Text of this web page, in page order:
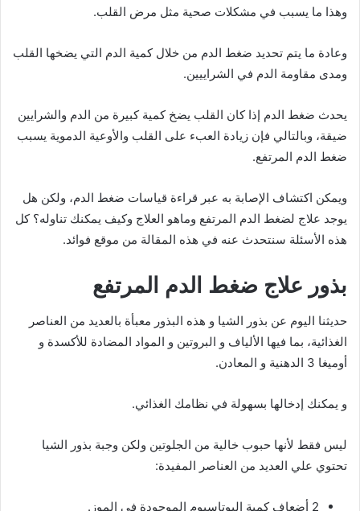
وهذا ما يسبب في مشكلات صحية مثل مرض القلب.
وعادة ما يتم تحديد ضغط الدم من خلال كمية الدم التي يضخها القلب
ومدى مقاومة الدم في الشراييين.
يحدث ضغط الدم إذا كان القلب يضخ كمية كبيرة من الدم والشرايين
ضيقة، وبالتالي فإن زيادة العبء على القلب والأوعية الدموية يسبب
ضغط الدم المرتفع.
ويمكن اكتشاف الإصابة به عبر قراءة قياسات ضغط الدم، ولكن هل
يوجد علاج لضغط الدم المرتفع وماهو العلاج وكيف يمكنك تناوله؟ كل
هذه الأسئلة سنتحدث عنه في هذه المقالة من موقع فوائد.
بذور علاج ضغط الدم المرتفع
حديثنا اليوم عن بذور الشيا و هذه البذور معبأة بالعديد من العناصر
الغذائية، بما فيها الألياف و البروتين و المواد المضادة للأكسدة و
أوميغا 3 الدهنية و المعادن.
و يمكنك إدخالها بسهولة في نظامك الغذائي.
ليس فقط لأنها حبوب خالية من الجلوتين ولكن وجبة بذور الشيا
تحتوي علي العديد من العناصر المفيدة:
2 أضعاف كمية البوتاسيوم الموجودة في الموز.